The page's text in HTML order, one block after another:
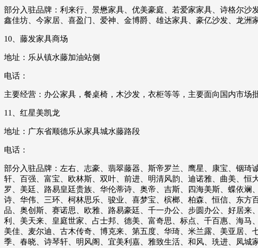
部分入驻品牌：利来行、景懋家具、优美豪庭、若爱家家具、诗格尔沙
鑫佳坊、今家居、喜盈门、爱神、金博爵、雄达家具、豪亿沙发、龙洲
10、藤发家具商场
地址：乐从镇水藤加油站侧
电话：
主要经营：办公家具，餐桌椅，木沙发，衣柜等等，主要面向国内市场
11、红星美凯龙
地址：广东省顺德乐从家具城水藤路段
电话：
部分入驻品牌：左右、志豪、翡翠藤器、斯帝罗兰、鹰星、康宝、铟
轩、百强、富宝、欧林斯、双叶、前进、明清风韵、迪诺雅、曲美、
罗、美廷、路易皇廷贵族、华伦蒂诗、奥帝、吉斯、四海美斯、蝶依
诗、华伟、三环、柯林思乐、骏业、喜梦宝、槟榔、柏森、恒信、东
品、奥创斯、赛诺思、欧雅、路易豪廷、千一办公、步圆办公、好居
利、美天来、皇庭世家、占士邦、德美、富奇思、标点、千百惠、海
美佳、麦尔迪、古木传奇、博克来、第五度、华琦、米兰露、美亚居
季、春晓、诗琴轩、明风阁、宜美利嘉、雅致生活、和风、珗进、凤城